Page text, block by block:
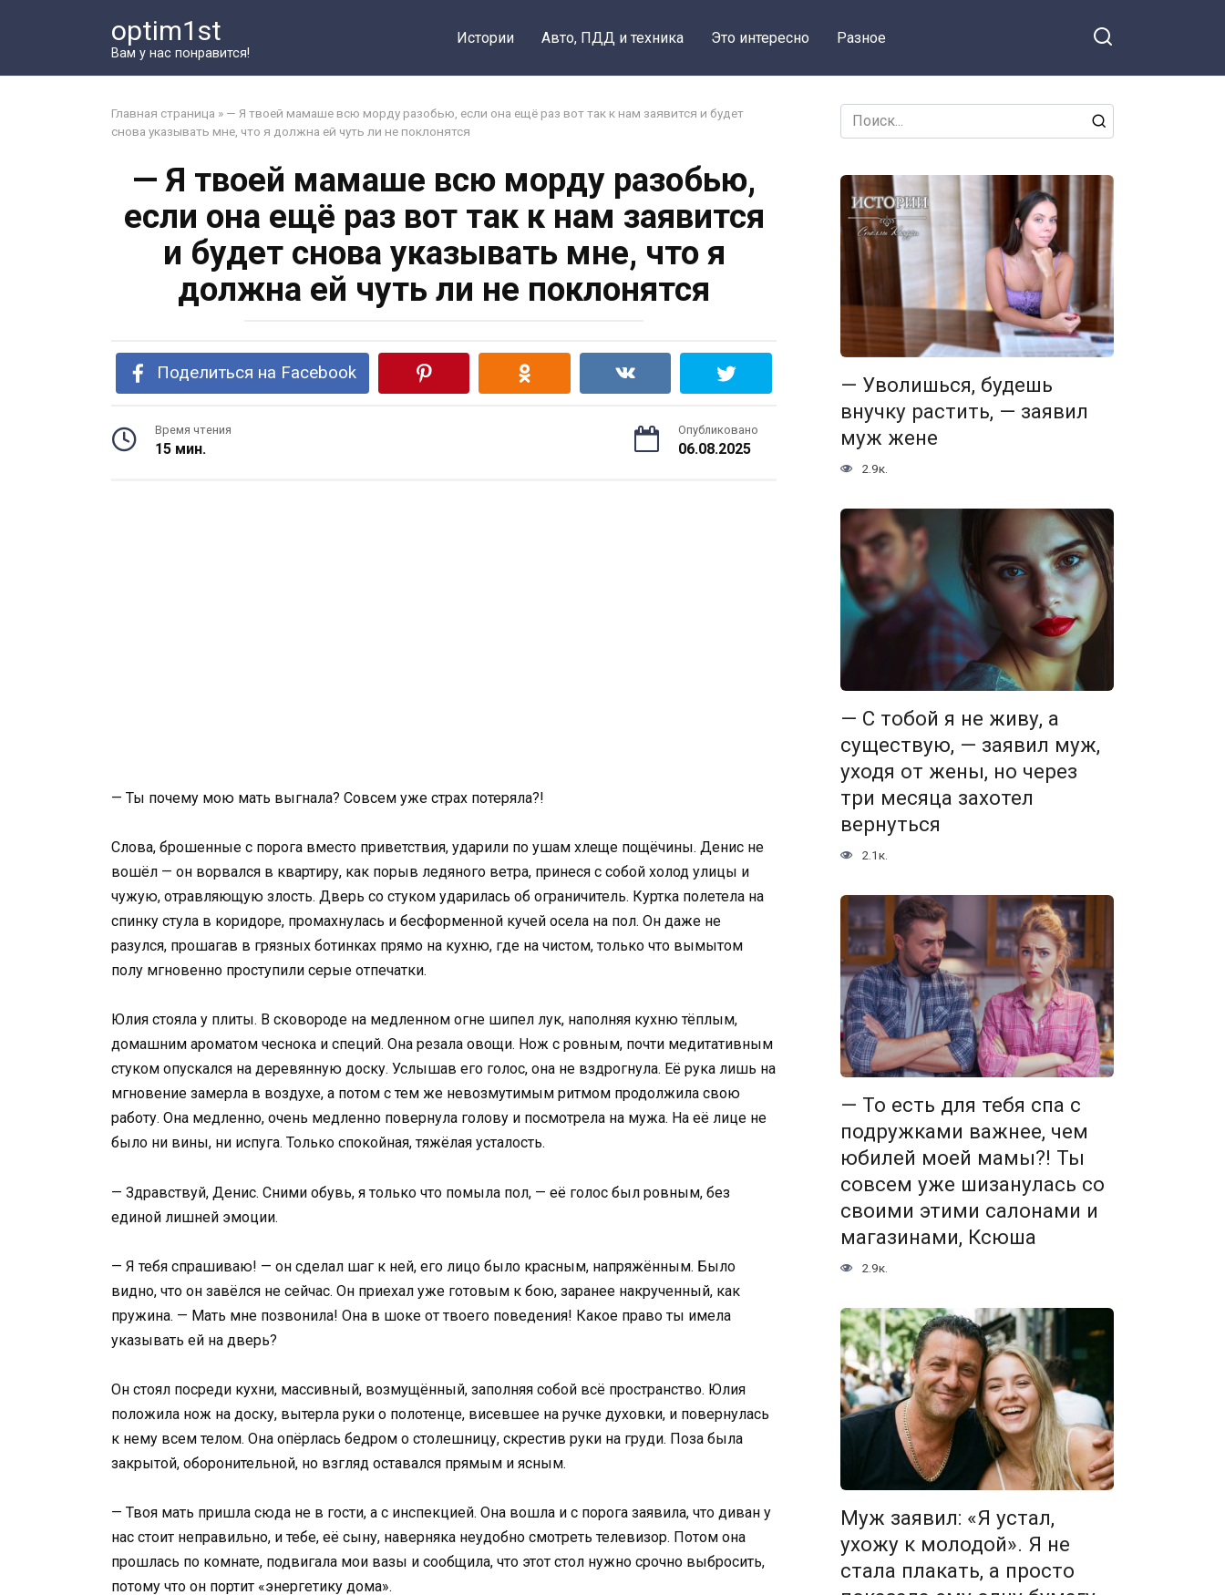
optim1st
Вам у нас понравится!
Истории Авто, ПДД и техника Это интересно Разное
Главная страница » — Я твоей мамаше всю морду разобью, если она ещё раз вот так к нам заявится и будет
снова указывать мне, что я должна ей чуть ли не поклонятся
— Я твоей мамаше всю морду разобью,
если она ещё раз вот так к нам заявится
и будет снова указывать мне, что я
должна ей чуть ли не поклонятся
Поделиться на Facebook
Время чтения
15 мин.
Опубликовано
06.08.2025
— Ты почему мою мать выгнала? Совсем уже страх потеряла?!
Слова, брошенные с порога вместо приветствия, ударили по ушам хлеще пощёчины. Денис не
вошёл — он ворвался в квартиру, как порыв ледяного ветра, принеся с собой холод улицы и
чужую, отравляющую злость. Дверь со стуком ударилась об ограничитель. Куртка полетела на
спинку стула в коридоре, промахнулась и бесформенной кучей осела на пол. Он даже не
разулся, прошагав в грязных ботинках прямо на кухню, где на чистом, только что вымытом
полу мгновенно проступили серые отпечатки.
Юлия стояла у плиты. В сковороде на медленном огне шипел лук, наполняя кухню тёплым,
домашним ароматом чеснока и специй. Она резала овощи. Нож с ровным, почти медитативным
стуком опускался на деревянную доску. Услышав его голос, она не вздрогнула. Её рука лишь на
мгновение замерла в воздухе, а потом с тем же невозмутимым ритмом продолжила свою
работу. Она медленно, очень медленно повернула голову и посмотрела на мужа. На её лице не
было ни вины, ни испуга. Только спокойная, тяжёлая усталость.
— Здравствуй, Денис. Сними обувь, я только что помыла пол, — её голос был ровным, без
единой лишней эмоции.
— Я тебя спрашиваю! — он сделал шаг к ней, его лицо было красным, напряжённым. Было
видно, что он завёлся не сейчас. Он приехал уже готовым к бою, заранее накрученный, как
пружина. — Мать мне позвонила! Она в шоке от твоего поведения! Какое право ты имела
указывать ей на дверь?
Он стоял посреди кухни, массивный, возмущённый, заполняя собой всё пространство. Юлия
положила нож на доску, вытерла руки о полотенце, висевшее на ручке духовки, и повернулась
к нему всем телом. Она опёрлась бедром о столешницу, скрестив руки на груди. Поза была
закрытой, оборонительной, но взгляд оставался прямым и ясным.
— Твоя мать пришла сюда не в гости, а с инспекцией. Она вошла и с порога заявила, что диван у
нас стоит неправильно, и тебе, её сыну, наверняка неудобно смотреть телевизор. Потом она
прошлась по комнате, подвигала мои вазы и сообщила, что этот стол нужно срочно выбросить,
потому что он портит «энергетику дома».
Search
for:
— Уволишься, будешь
внучку растить, — заявил
муж жене
2.9к.
— С тобой я не живу, а
существую, — заявил муж,
уходя от жены, но через
три месяца захотел
вернуться
2.1к.
— То есть для тебя спа с
подружками важнее, чем
юбилей моей мамы?! Ты
совсем уже шизанулась со
своими этими салонами и
магазинами, Ксюша
2.9к.
Муж заявил: «Я устал,
ухожу к молодой». Я не
стала плакать, а просто
мне на даче одной
разговор